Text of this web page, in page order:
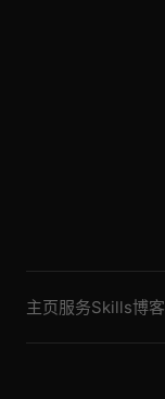
主页服务Skills博客